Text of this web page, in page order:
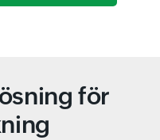
för